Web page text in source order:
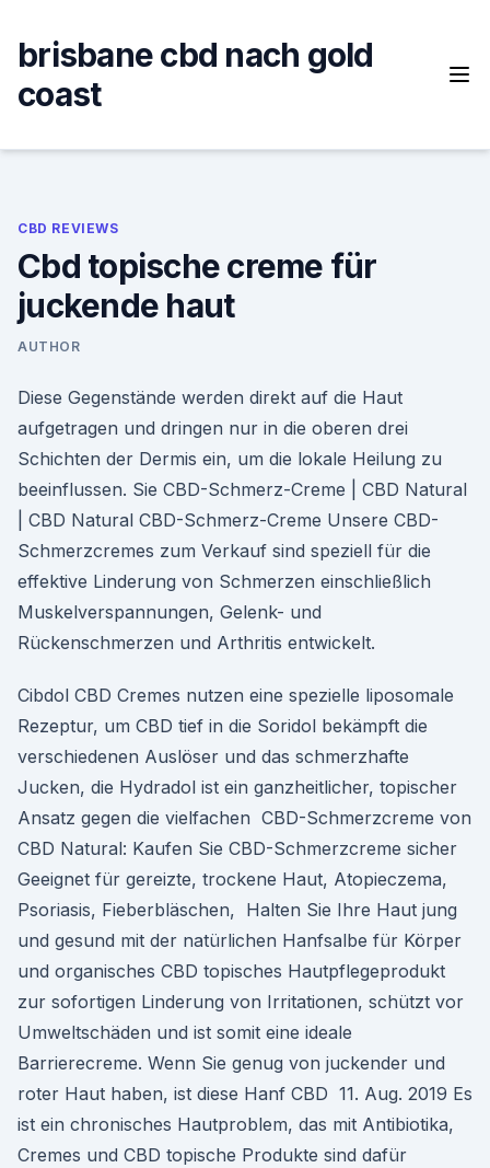
content
brisbane cbd nach gold
coast
CBD REVIEWS
Cbd topische creme für
juckende haut
AUTHOR
Diese Gegenstände werden direkt auf die Haut
aufgetragen und dringen nur in die oberen drei
Schichten der Dermis ein, um die lokale Heilung zu
beeinflussen. Sie CBD-Schmerz-Creme | CBD Natural
| CBD Natural CBD-Schmerz-Creme Unsere CBD-
Schmerzcremes zum Verkauf sind speziell für die
effektive Linderung von Schmerzen einschließlich
Muskelverspannungen, Gelenk- und
Rückenschmerzen und Arthritis entwickelt.
Cibdol CBD Cremes nutzen eine spezielle liposomale
Rezeptur, um CBD tief in die Soridol bekämpft die
verschiedenen Auslöser und das schmerzhafte
Jucken, die Hydradol ist ein ganzheitlicher, topischer
Ansatz gegen die vielfachen CBD-Schmerzcreme von
CBD Natural: Kaufen Sie CBD-Schmerzcreme sicher
Geeignet für gereizte, trockene Haut, Atopieczema,
Psoriasis, Fieberbläschen, Halten Sie Ihre Haut jung
und gesund mit der natürlichen Hanfsalbe für Körper
und organisches CBD topisches Hautpflegeprodukt
zur sofortigen Linderung von Irritationen, schützt vor
Umweltschäden und ist somit eine ideale
Barrierecreme. Wenn Sie genug von juckender und
roter Haut haben, ist diese Hanf CBD 11. Aug. 2019 Es
ist ein chronisches Hautproblem, das mit Antibiotika,
Cremes und CBD topische Produkte sind dafür